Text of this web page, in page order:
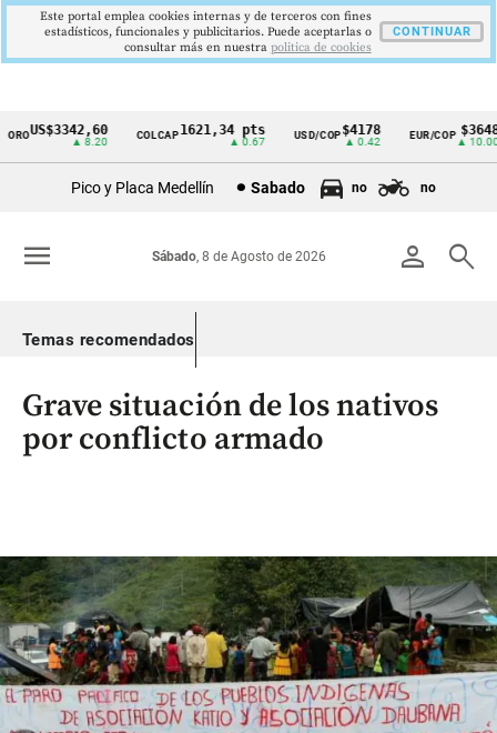
Cintillo
Colombia
US$3342,60
▲ 8.20
COLCAP1621,34 pts
▲ 0.67
USD/COP$4178
▲ 0.42
EUR/COP $3648
▲ 10.00
Pico y Placa Medellín Sabado no no
person search
Sábado, 8 de Agosto de 2026
menu
Temas recomendados
Grave situación de los nativos
por conflicto armado
Este portal emplea cookies internas y de terceros con fines
estadísticos, funcionales y publicitarios. Puede aceptarlas o
consultar más en nuestra politica de cookies
CONTINUAR